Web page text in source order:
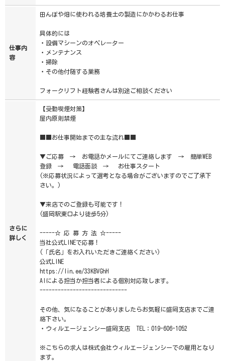
仕事内
容
田んぼや畑に使われる培養土の製造にかかわるお仕事
具体的には
・設備マシーンのオペレーター
・メンテナンス
・掃除
・その他付随する業務
フォークリフト経験者さんは別途ご相談ください
さらに
詳しく
【受動喫煙対策】
屋内原則禁煙
■■お仕事開始までの主な流れ■■
▼ご応募 → お電話かメールにてご連絡します → 簡単WEB
登録 → 電話面談 → お仕事スタート
(※応募状況によって選考となる場合がございますのでご了承下
さい。)
▼来店でのご登録も可能です！
(盛岡駅東口より徒歩5分)
-----☆ 応 募 方 法 ☆-----
当社公式LINEで応募！
(「氏名」をお入れいただきご連絡ください)
公式LINE
https://lin.ee/33KBVGhH
AIによる担当か担当者による個別対応致します。
-----------------------------
その他、気になることがありましたらお気軽に盛岡支店までご連
絡下さい。
・ウィルエージェンシー盛岡支店 TEL：019-606-1052
※こちらの求人は株式会社ウィルエージェンシーでの雇用となり
ます。